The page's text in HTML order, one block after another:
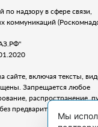
надзору в сфере связи,
коммуникаций
сайте, включая тексты,
Запрещается любое
распространение,
предварительного
Мы